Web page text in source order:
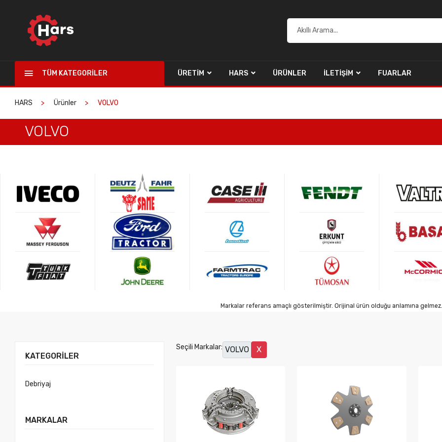
TÜM KATEGORILER ÜRETIM HARS ÜRÜNLER İLETIŞIM FUARLAR
HARS Ürünler VOLVO
VOLVO
Markalar referans amaçlı gösterilmiştir. Orijinal ürün olduğu anlamına gelmez.
KATEGORILER
Debriyaj
MARKALAR
Seçili Markalar: VOLVO X